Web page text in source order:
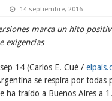
14 septiembre, 2016
marca un hito
exigencias
14 (Carlos E. Cué /
se respira por todas
ha traído a Buenos Aires a